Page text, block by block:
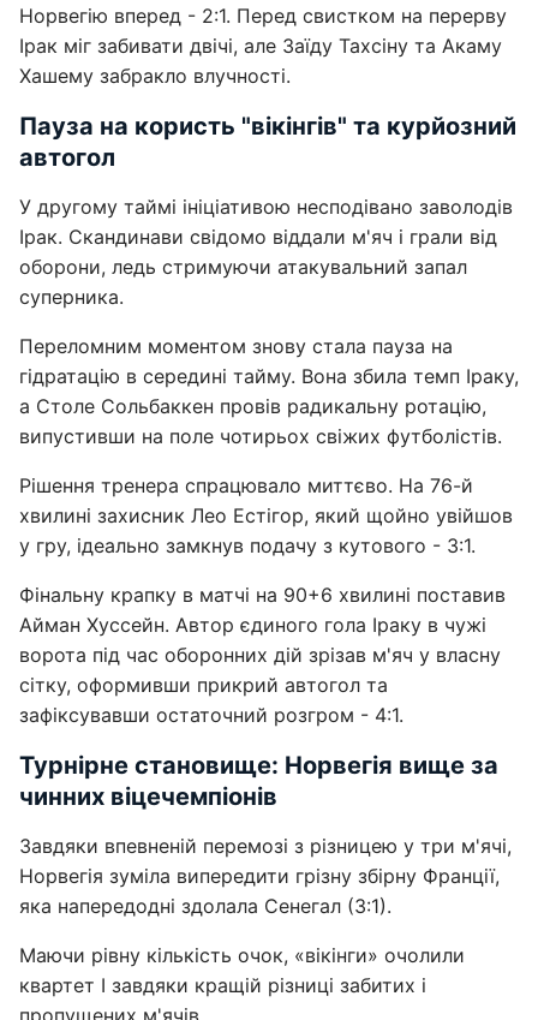
Норвегію вперед - 2:1. Перед свистком на перерву
Ірак міг забивати двічі, але Заїду Тахсіну та Акаму
Хашему забракло влучності.
Пауза на користь "вікінгів" та курйозний
автогол
У другому таймі ініціативою несподівано заволодів
Ірак. Скандинави свідомо віддали м'яч і грали від
оборони, ледь стримуючи атакувальний запал
суперника.
Переломним моментом знову стала пауза на
гідратацію в середині тайму. Вона збила темп Іраку,
а Столе Сольбаккен провів радикальну ротацію,
випустивши на поле чотирьох свіжих футболістів.
Рішення тренера спрацювало миттєво. На 76-й
хвилині захисник Лео Естігор, який щойно увійшов
у гру, ідеально замкнув подачу з кутового - 3:1.
Фінальну крапку в матчі на 90+6 хвилині поставив
Айман Хуссейн. Автор єдиного гола Іраку в чужі
ворота під час оборонних дій зрізав м'яч у власну
сітку, оформивши прикрий автогол та
зафіксувавши остаточний розгром - 4:1.
Турнірне становище: Норвегія вище за
чинних віцечемпіонів
Завдяки впевненій перемозі з різницею у три м'ячі,
Норвегія зуміла випередити грізну збірну Франції,
яка напередодні здолала Сенегал (3:1).
Маючи рівну кількість очок, «вікінги» очолили
квартет I завдяки кращій різниці забитих і